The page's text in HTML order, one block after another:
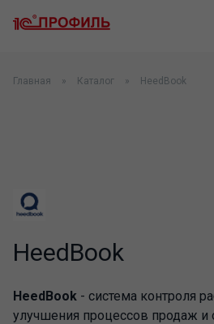
Главная Каталог HeedBook
HeedBook
HeedBook - система контроля
улучшения процессов продаж и